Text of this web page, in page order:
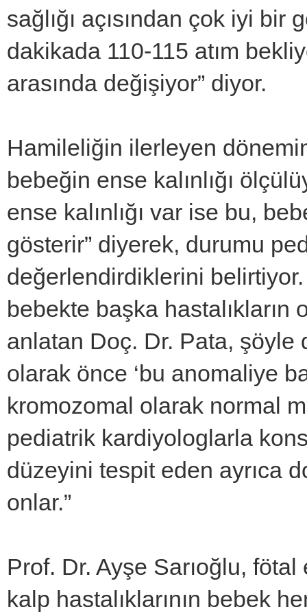
sağlığı açısından çok iyi
dakikada 110-115 atım
arasında değişiyor” diyor.
Hamileliğin ilerleyen
bebeğin ense kalınlığı
ense kalınlığı var ise bu,
gösterir” diyerek, durumu
değerlendirdiklerini
bebekte başka hastalıkların
anlatan Doç. Dr. Pata, şöyle
olarak önce ‘bu anomaliye
kromozomal olarak normal
pediatrik kardiyologlarla
düzeyini tespit eden ayrıca
onlar.”
Prof. Dr. Ayşe Sarıoğlu,
kalp hastalıklarının bebek